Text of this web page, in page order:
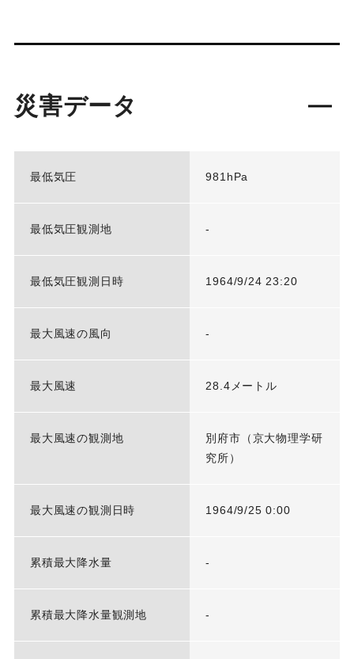
災害データ
最低気圧 981hPa
最低気圧観測地 -
最低気圧観測日時 1964/9/24 23:20
最大風速の風向 -
最大風速 28.4メートル
最大風速の観測地
別府市（京大物理学研
究所）
最大風速の観測日時 1964/9/25 0:00
累積最大降水量 -
累積最大降水量観測地 -